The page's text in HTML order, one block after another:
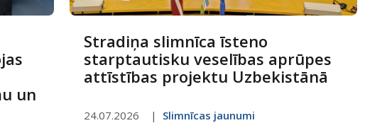
un
Stradiņa slimnīca īsteno
starptautisku veselības aprūpes
attīstības projektu Uzbekistānā
24.07.2026 Slimnīcas jaunumi